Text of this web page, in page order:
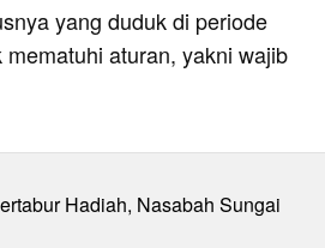
yang duduk di periode
aturan, yakni wajib
Hadiah, Nasabah Sungai